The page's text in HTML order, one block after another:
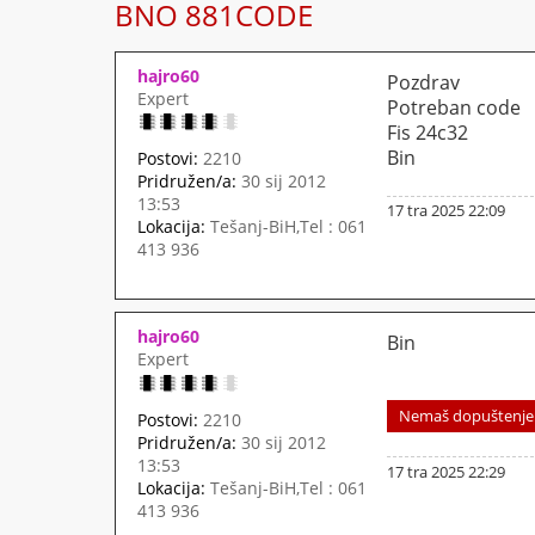
BNO 881CODE
hajro60
Expert
Postovi: 2210
Pridružen/a: 30 sij 2012
13:53
Lokacija: Tešanj-BiH,Tel : 061
413 936
Pozdrav
Potreban code
Fis 24c32
Bin
17 tra 2025 22:09
hajro60
Expert
Postovi: 2210
Pridružen/a: 30 sij 2012
13:53
Lokacija: Tešanj-BiH,Tel : 061
413 936
Bin
Nemaš
17 tra 2025 22:29